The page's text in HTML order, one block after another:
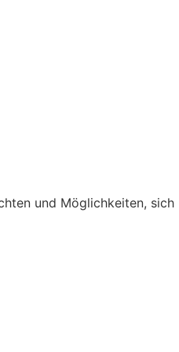
und Möglichkeiten, sich